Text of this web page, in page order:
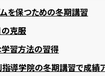
を保つための冬期講習
克服
習方法の習得
導学院の冬期講習で成績